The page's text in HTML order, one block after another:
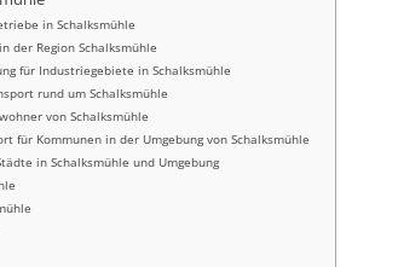
in Schalksmühle
der Region Schalksmühle
für Industriegebiete in Schalksmühle
rund um Schalksmühle
von Schalksmühle
für Kommunen in der Umgebung von Schalksmühle
in Schalksmühle und Umgebung